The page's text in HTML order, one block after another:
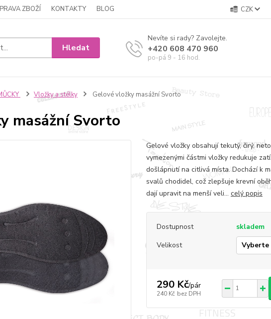
ZBOŽÍ KONTAKTY BLOG CZK
Hledat
Nevíte si rady? Zavolejte.
+420 608 470 960
po-pá 9 - 16 hod.
Vložky a stélky Gelové vložky masážní Svorto
masážní Svorto
Gelové vložky obsahují tekutý, čirý,
vymezenými částmi vložky redukuje
došlápnutí na citlivá místa. Dochází k
svalů chodidel, což zlepšuje krevní
dají upravit na menší veli... celý popis
Dostupnost
skladem
Velikost
290 Kč/pár
240 Kč bez DPH